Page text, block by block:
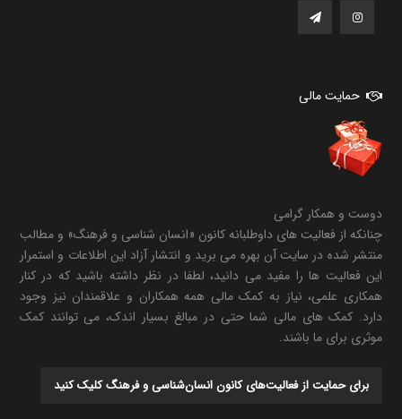
حمایت مالی
دوست و همکار گرامی
چنانکه از فعالیت های داوطلبانه کانون «انسان شناسی و فرهنگ» و مطالب
منتشر شده در سایت آن بهره می برید و انتشار آزاد این اطلاعات و استمرار
این فعالیت ها را مفید می دانید، لطفا در نظر داشته باشید که در کنار
همکاری علمی، نیاز به کمک مالی همه همکاران و علاقمندان نیز وجود
دارد. کمک های مالی شما حتی در مبالغ بسیار اندک، می توانند کمک
موثری برای ما باشند.
برای حمایت از فعالیت‌های کانون انسان‌شناسی و فرهنگ کلیک کنید